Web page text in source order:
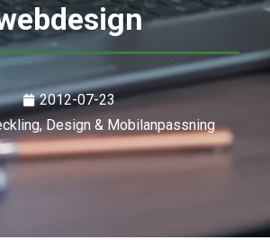
2012-07-23
Design & Mobilanpassning